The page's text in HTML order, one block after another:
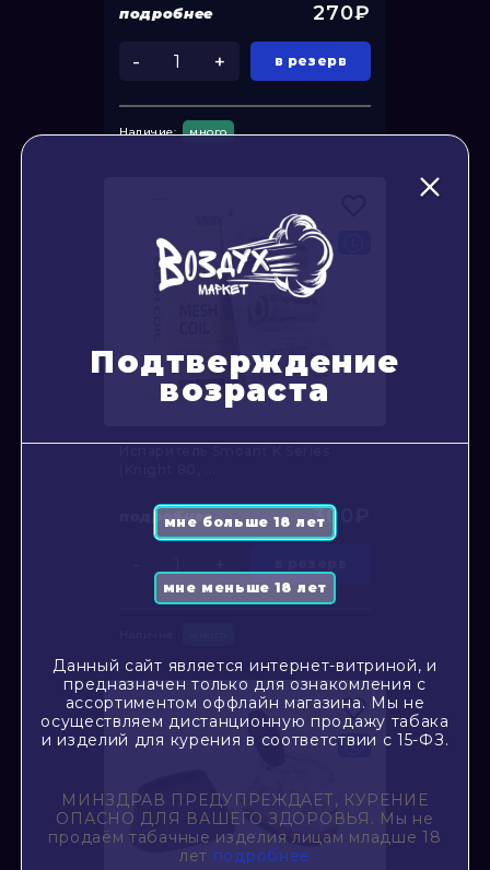
подробнее 270₽
- + в резерв
Наличие: много
подробнее 300₽
Подтверждение
возраста
Данный сайт является интернет-витриной, и
предназначен только для ознакомления с
ассортиментом оффлайн магазина. Мы не
осуществляем дистанционную продажу табака
и изделий для курения в соответствии с 15-ФЗ.
МИНЗДРАВ ПРЕДУПРЕЖДАЕТ, КУРЕНИЕ
ОПАСНО ДЛЯ ВАШЕГО ЗДОРОВЬЯ. Мы не
продаём табачные изделия лицам младше 18
лет подробнее